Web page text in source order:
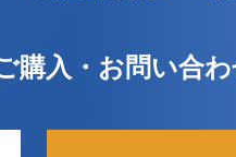
購入・お問い合